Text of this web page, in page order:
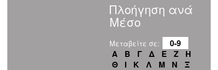
Πλοήγηση ανά
Μέσο
Μεταβείτε σε:
0-9
Α
Β Γ Δ Ε Ζ
Η
Θ
Ι Κ Λ Μ Ν
Ξ